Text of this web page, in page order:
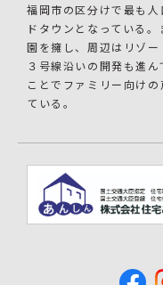
福岡市の区分けで最も
ドタウンとなっている
園を擁し、周辺はリゾ
３号線沿いの開発も進
ことでファミリー向け
ている。